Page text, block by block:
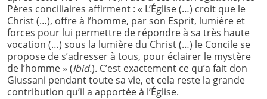
Pères conciliaires affirment : « L’Église (…) croit que le
Christ (…), offre à l’homme, par son Esprit, lumière et
forces pour lui permettre de répondre à sa très haute
vocation (…) sous la lumière du Christ (…) le Concile se
propose de s’adresser à tous, pour éclairer le mystère
de l’homme » (Ibid.). C’est exactement ce qu’a fait don
Giussani pendant toute sa vie, et cela reste la grande
contribution qu’il a apportée à l’Église.